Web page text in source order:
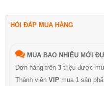
HỎI ĐÁP MUA HÀNG
MUA BAO NHIÊU MỚI
Đơn hàng trên 3 triệu được
Thành viên VIP mua 1 sản